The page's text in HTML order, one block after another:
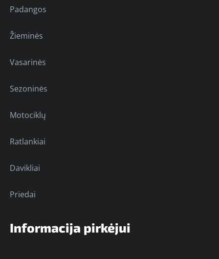
Padangos
Žieminės
Vasarinės
Sezoninės
Motociklų
Ratlankiai
Davikliai
Priedai
Informacija pirkėjui